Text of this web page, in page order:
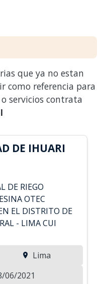
que ya no estan
como referencia para
servicios contrata
DE IHUARI
DE RIEGO
OTEC
EL DISTRITO DE
- LIMA CUI
Lima
06/2021